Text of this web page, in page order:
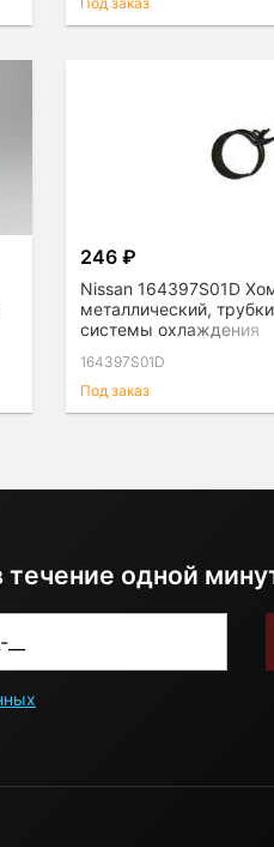
246 ₽
Nissan 164397S01D
металлический, трубки
системы охлаждения
164397S01D
Под заказ
течение одной